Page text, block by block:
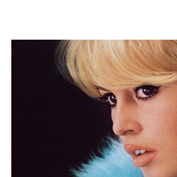
АЛИСАГИЙН БУЛАН